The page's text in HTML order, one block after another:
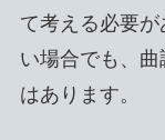
て考える必要
い場合でも、
はあります。